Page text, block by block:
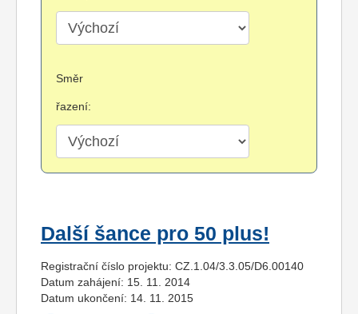
Směr
řazení:
Další šance pro 50 plus!
Registrační číslo projektu: CZ.1.04/3.3.05/D6.00140
Datum zahájení: 15. 11. 2014
Datum ukončení: 14. 11. 2015